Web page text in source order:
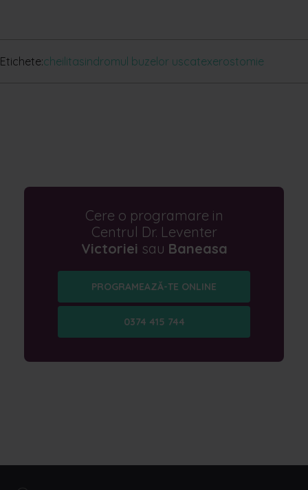
Etichete:cheilitasindromul buzelor uscatexerostomie
Cere o programare in
Centrul Dr. Leventer
Victoriei sau Baneasa
PROGRAMEAZĂ-TE ONLINE
0374 415 744